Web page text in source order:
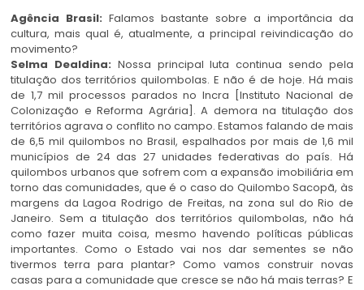
Agência Brasil: Falamos bastante sobre a importância da
cultura, mais qual é, atualmente, a principal reivindicação do
movimento?
Selma Dealdina: Nossa principal luta continua sendo pela
titulação dos territórios quilombolas. E não é de hoje. Há mais
de 1,7 mil processos parados no Incra [Instituto Nacional de
Colonização e Reforma Agrária]. A demora na titulação dos
territórios agrava o conflito no campo. Estamos falando de mais
de 6,5 mil quilombos no Brasil, espalhados por mais de 1,6 mil
municípios de 24 das 27 unidades federativas do país. Há
quilombos urbanos que sofrem com a expansão imobiliária em
torno das comunidades, que é o caso do Quilombo Sacopã, às
margens da Lagoa Rodrigo de Freitas, na zona sul do Rio de
Janeiro. Sem a titulação dos territórios quilombolas, não há
como fazer muita coisa, mesmo havendo políticas públicas
importantes. Como o Estado vai nos dar sementes se não
tivermos terra para plantar? Como vamos construir novas
casas para a comunidade que cresce se não há mais terras? E